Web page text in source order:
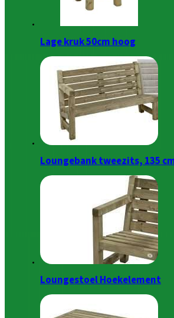
Lage kruk 50cm hoog
Loungebank tweezits, 135
Loungestoel Hoekelement